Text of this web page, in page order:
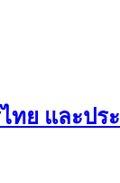
ทย และ